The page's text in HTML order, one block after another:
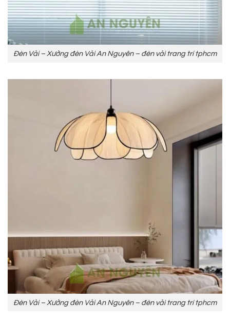
Đèn Vải – Xưởng đèn Vải An Nguyên – đèn vải trang trí tphcm
Đèn Vải – Xưởng đèn Vải An Nguyên – đèn vải trang trí tphcm